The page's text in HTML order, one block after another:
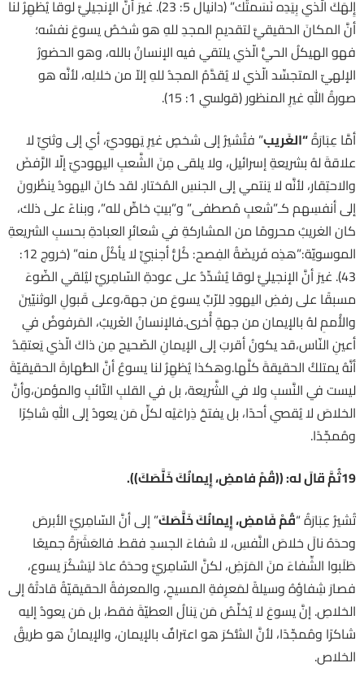
إِلهَكَ الّذي بِيَدِه نَسَمتُك” (دانيال 5: 23). غيرَ أنَّ الإنجيليَّ لوقا يُظهِرُ لنا
أنَّ المكانَ الحقيقيَّ لتقديمِ المجدِ للهِ هو شخصُ يسوعَ نفسُه؛
فهو الهيكلُ الحيُّ الّذي يلتقي فيه الإنسانُ بالله، وهو الحضورُ
الإلهيّ المتجسِّد الّذي لا يُقدَّمُ المجدُ للهِ إلاّ من خلالِه، لأنَّه هو
صورةُ اللهِ غيرِ المنظور (قولسي 1: 15).
أمَّا عِبَارَةُ“الغَريب” فتُشيرُ إلى شخصٍ غيرِ يَهوديّ، أي إلى وثنيٍّ لا
علاقةَ لهُ بشريعةِ إسرائيل، ولا يلقى مِنَ الشَّعبِ اليهوديّ إلّا الرَّفضَ
والاحتِقار، لأنَّه لا يَنتمي إلى الجنسِ المُختار. لقد كانَ اليهودُ ينظُرونَ
إلى أنفسِهم كـ”شعبٍ مُصطفى” و”بيتٍ خاصٍّ لله”، وبناءً على ذلك،
كان الغريبُ محرومًا من المشاركةِ في شعائرِ العبادةِ بحسبِ الشريعةِ
الموسويّة:”هذِه فَريضَةُ الفِصح: كُلُّ أجنبيٍّ لا يأكُلُ منه” (خروج 12:
43). غيرَ أنَّ الإنجيليَّ لوقا يُشدِّدُ على عودةِ السّامِريِّ ليُلقي الضّوءَ
مسبقًا على رفضِ اليهودِ للرّبِّ يسوعَ من جهة،وعلى قَبولِ الوثنيّينَ
والأُممِ لهُ بالإيمان من جهةٍ أُخرى.فالإنسانُ الغَريبُ، المَرفوضُ في
أعينِ النّاس،قد يكونُ أقربَ إلى الإيمانِ الصّحيح مِن ذاكَ الّذي يَعتقِدُ
أنَّهُ يمتلكُ الحقيقةَ كلَّها.وهكذا يُظهِرُ لنا يسوعُ أنَّ الطُّهارةَ الحقيقيّةَ
ليست في النَّسبِ ولا في الشَّريعة، بل في القلبِ التّائبِ والمؤمن،وأنَّ
الخلاصَ لا يُقصي أحدًا، بل يفتحُ ذِراعَيْه لكلِّ مَن يعودُ إلى اللهِ شاكِرًا
ومُمجِّدًا.
19ثُمَّ قالَ له: ((قُمْ فامضِ، إِيمانُكَ خَلَّصَكَ)).
تُشيرُ عِبَارَةُ “قُمْ فَامضِ، إِيمانُكَ خَلَّصَكَ” إلى أنَّ السّامِريَّ الأبرصَ
وحدَهُ نالَ خلاصَ النَّفسِ، لا شفاءَ الجسدِ فقط. فالعَشَرَةُ جميعًا
طَلَبوا الشِّفاءَ منَ المَرَضِ، لكنَّ السّامِريَّ وحدَهُ عادَ ليَشكُرَ يسوع،
فصارَ شِفاؤهُ وسيلةً لمَعرِفةِ المسيحِ، والمعرفةُ الحقيقيّةُ قادتْهُ إلى
الخلاصِ. إنَّ يسوعَ لا يُخلِّصُ مَن يَنالُ العطيّةَ فقط، بل مَن يعودُ إليه
شاكرًا ومُمجِّدًا، لأنَّ الشُّكرَ هو اعترافٌ بالإيمان، والإيمانُ هو طريقُ
الخلاص.